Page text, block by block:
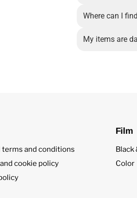
Where can I
My items are
terms and conditions
cookie policy
Film
Black
Color